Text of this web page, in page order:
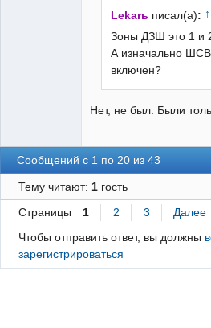
Lekarь писал(а): ↑
Зоны ДЗШ это 1 и
А изначально
включен?
Нет, не был. Были
Сообщений с 1 по 20 из 43
Тему читают: 1гость
Страницы 1 2 3
Далее
Чтобы отправить ответ, вы должны
зарегистрироваться